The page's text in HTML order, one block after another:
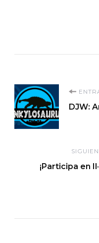
de
DJW:
¡Participa en